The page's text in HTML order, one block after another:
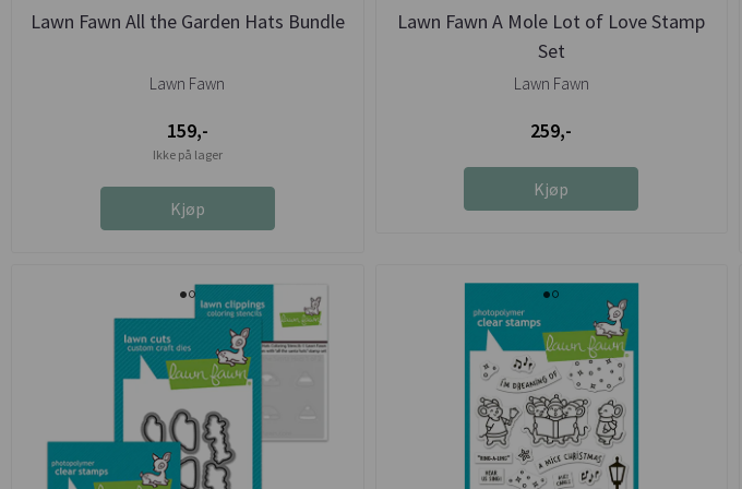
Lawn Fawn All the Garden Hats Bundle
Lawn Fawn
159,-
Ikke på lager
Kjøp
Lawn Fawn A Mole Lot of Love Stamp
Set
Lawn Fawn
259,-
Kjøp